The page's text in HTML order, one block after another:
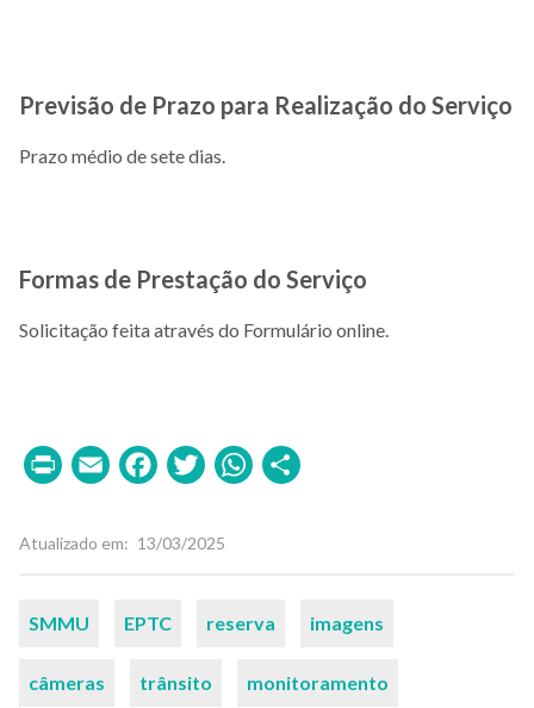
Previsão de Prazo para Realização do Serviço
Prazo médio de sete dias.
Formas de Prestação do Serviço
Solicitação feita através do Formulário online.
PrintEmailFacebook
TwitterWhatsApp
Atualizado em 13/03/2025
Palavras-
SMMU EPTC reserva imagens
câmeras trânsito monitoramento